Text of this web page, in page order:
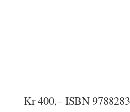
Kr 400,– ISBN